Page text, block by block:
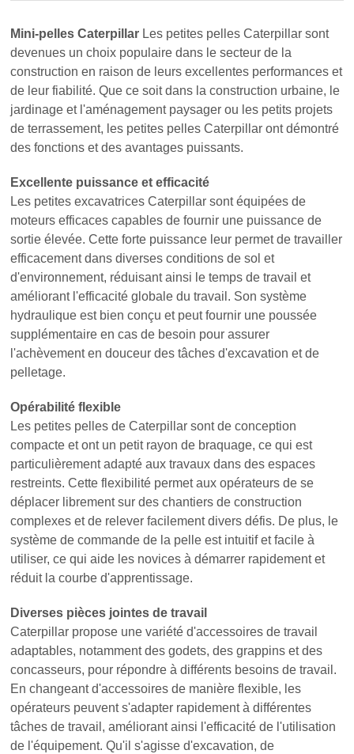
Mini-pelles Caterpillar Les petites pelles Caterpillar sont
devenues un choix populaire dans le secteur de la
construction en raison de leurs excellentes performances et
de leur fiabilité. Que ce soit dans la construction urbaine, le
jardinage et l'aménagement paysager ou les petits projets
de terrassement, les petites pelles Caterpillar ont démontré
des fonctions et des avantages puissants.
Excellente puissance et efficacité
Les petites excavatrices Caterpillar sont équipées de
moteurs efficaces capables de fournir une puissance de
sortie élevée. Cette forte puissance leur permet de travailler
efficacement dans diverses conditions de sol et
d'environnement, réduisant ainsi le temps de travail et
améliorant l'efficacité globale du travail. Son système
hydraulique est bien conçu et peut fournir une poussée
supplémentaire en cas de besoin pour assurer
l'achèvement en douceur des tâches d'excavation et de
pelletage.
Opérabilité flexible
Les petites pelles de Caterpillar sont de conception
compacte et ont un petit rayon de braquage, ce qui est
particulièrement adapté aux travaux dans des espaces
restreints. Cette flexibilité permet aux opérateurs de se
déplacer librement sur des chantiers de construction
complexes et de relever facilement divers défis. De plus, le
système de commande de la pelle est intuitif et facile à
utiliser, ce qui aide les novices à démarrer rapidement et
réduit la courbe d'apprentissage.
Diverses pièces jointes de travail
Caterpillar propose une variété d'accessoires de travail
adaptables, notamment des godets, des grappins et des
concasseurs, pour répondre à différents besoins de travail.
En changeant d'accessoires de manière flexible, les
opérateurs peuvent s'adapter rapidement à différentes
tâches de travail, améliorant ainsi l'efficacité de l'utilisation
de l'équipement. Qu'il s'agisse d'excavation, de